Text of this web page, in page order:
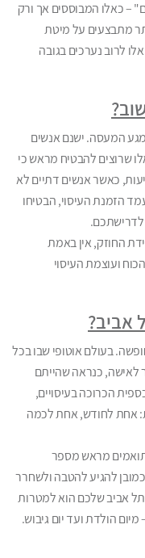
– כאלו המבוססים אך ורק
מתבצעים על מיטת
לרוב נערכים בגובה
המעסה. ישנם אנשים
שרוצים להבטיח מראש כי
כאשר אנשים דתיים לא
הזמנת העיסוי, הבטיחו
החוזק, אין באמת
ועוצמת העיסוי
אביב?
בעולם אוטופי שבו בכל
לאישה, כנראה שהייתם
הכרוכה בעיסויים,
אחת לחודש, אחת לכמה
מראש מספר
להגיע להטבה ולשחרר
תל אביב שלכם הוא למטרות
הולדת ועד יום גיבוש.